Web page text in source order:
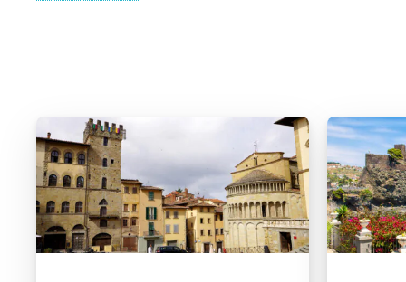
seçenekler arasından ihtiyacınıza uygun olanı
Eğitim Maliyetleri
İtalya’da dil eğitimi almak için belirleyeceğiniz süre,